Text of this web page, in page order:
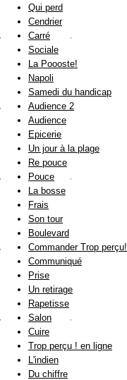
Qui perd
Cendrier
Carré
Sociale
La Poooste!
Napoli
Samedi du handicap
Audience 2
Audience
Epicerie
Un jour à la plage
Re pouce
Pouce
La bosse
Frais
Son tour
Boulevard
Commander Trop perçu!
Communiqué
Prise
Un retirage
Rapetisse
Salon
Cuire
Trop perçu ! en ligne
L'indien
Du chiffre